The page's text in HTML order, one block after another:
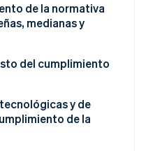
de la normativa
medianas y
del cumplimiento
y de
de la